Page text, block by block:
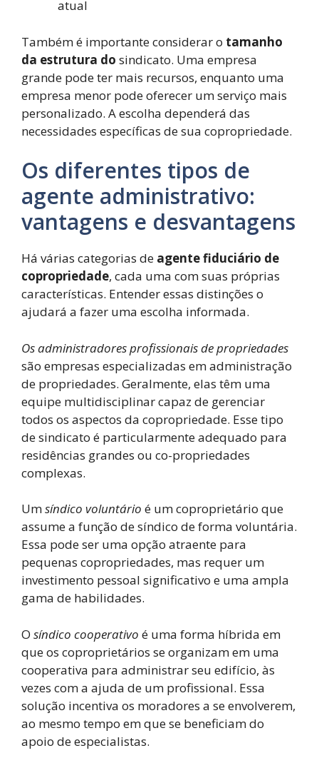
atual
Também é importante considerar o tamanho
da estrutura do sindicato. Uma empresa
grande pode ter mais recursos, enquanto uma
empresa menor pode oferecer um serviço mais
personalizado. A escolha dependerá das
necessidades específicas de sua copropriedade.
Os diferentes tipos de
agente administrativo:
vantagens e desvantagens
Há várias categorias de agente fiduciário de
copropriedade, cada uma com suas próprias
características. Entender essas distinções o
ajudará a fazer uma escolha informada.
Os administradores profissionais de propriedades
são empresas especializadas em administração
de propriedades. Geralmente, elas têm uma
equipe multidisciplinar capaz de gerenciar
todos os aspectos da copropriedade. Esse tipo
de sindicato é particularmente adequado para
residências grandes ou co-propriedades
complexas.
Umsíndico voluntário é um coproprietário que
assume a função de síndico de forma voluntária.
Essa pode ser uma opção atraente para
pequenas copropriedades, mas requer um
investimento pessoal significativo e uma ampla
gama de habilidades.
O síndico cooperativo é uma forma híbrida em
que os coproprietários se organizam em uma
cooperativa para administrar seu edifício, às
vezes com a ajuda de um profissional. Essa
solução incentiva os moradores a se envolverem,
ao mesmo tempo em que se beneficiam do
apoio de especialistas.